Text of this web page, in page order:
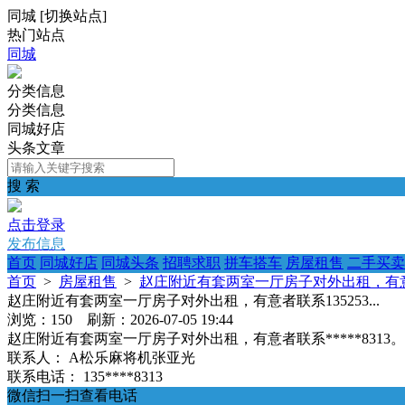
同城 [切换站点]
热门站点
同城
分类信息
分类信息
同城好店
头条文章
搜 索
点击登录
发布信息
首页 同城好店 同城头条 招聘求职 拼车搭车 房屋租售 二手买卖
首页 > 房屋租售 > 赵庄附近有套两室一厅房子对外出租，有
赵庄附近有套两室一厅房子对外出租，有意者联系135253...
浏览：150 刷新：2026-07-05 19:44
赵庄附近有套两室一厅房子对外出租，有意者联系*****8313
联系人：
A松乐麻将机张亚光
联系电话：
135****8313
微信扫一扫查看电话